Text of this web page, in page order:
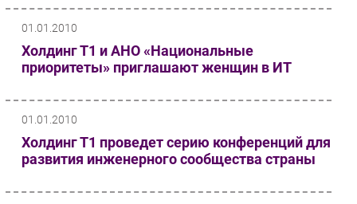
Кадры
Регулирование
Финансы
Web
Безопасность
Инновации
CIO/Управление ИТ
Гаджеты
01.01.2010
Холдинг Т1 и АНО «Национальные
приоритеты» приглашают женщин в ИТ
01.01.2010
Холдинг Т1 проведет серию конференций для
развития инженерного сообщества страны